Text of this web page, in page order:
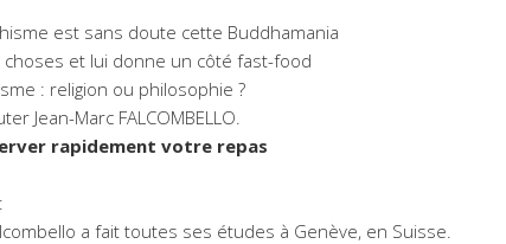
est sans doute cette Buddhamania
et lui donne un côté fast-food
: religion ou philosophie ?
Jean-Marc FALCOMBELLO.
rapidement votre repas
a fait toutes ses études à Genève, en Suisse.